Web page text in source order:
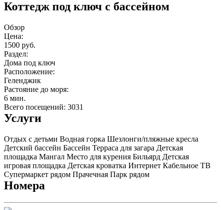
Коттедж под ключ с бассейном
Обзор
Цена:
1500 руб.
Раздел:
Дома под ключ
Расположение:
Геленджик
Растояние до моря:
6 мин.
Всего посещений: 3031
Услуги
Отдых с детьми Водная горка Шезлонги/пляжные кресла
Детский бассейн Бассейн Терраса для загара Детская
площадка Мангал Место для курения Бильярд Детская
игровая площадка Детская кроватка Интернет Кабельное ТВ
Супермаркет рядом Прачечная Парк рядом
Номера